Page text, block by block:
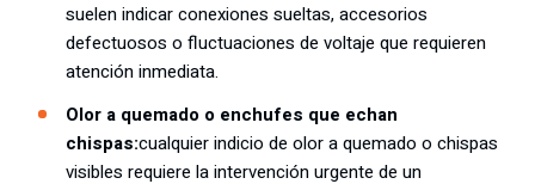
suelen indicar conexiones sueltas, accesorios
defectuosos o fluctuaciones de voltaje que requieren
atención inmediata.
Olor a quemado o enchufes que echan
chispas:cualquier indicio de olor a quemado o chispas
visibles requiere la intervención urgente de un